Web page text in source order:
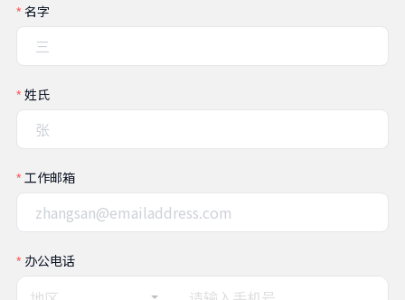
名字
姓氏
工作邮箱
办公电话